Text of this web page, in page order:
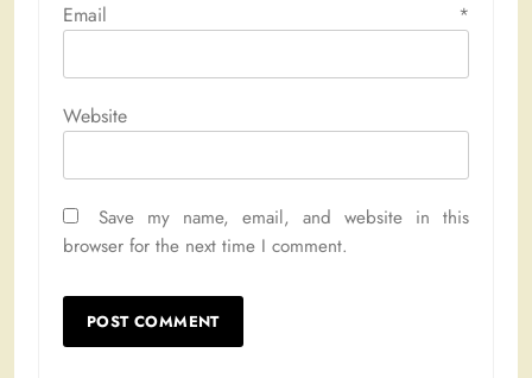
Email *
Website
Save my name, email, and website in this
browser for the next time I comment.